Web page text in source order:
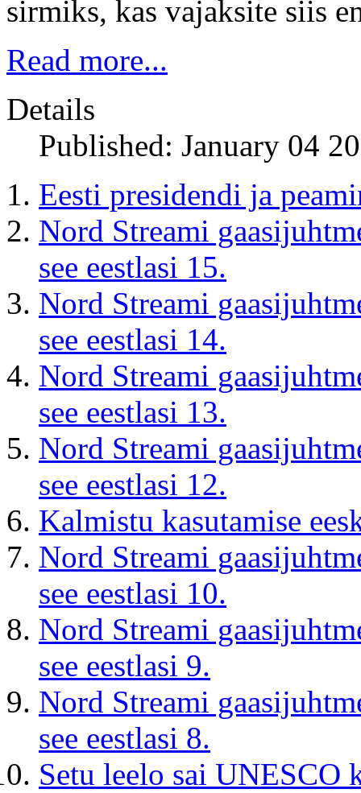
sirmiks, kas vajaksite siis
Read more...
Details
Published: January 04
Eesti presidendi ja
Nord Streami
see eestlasi 15.
Nord Streami
see eestlasi 14.
Nord Streami
see eestlasi 13.
Nord Streami
see eestlasi 12.
Kalmistu kasutamise
Nord Streami
see eestlasi 10.
Nord Streami
see eestlasi 9.
Nord Streami
see eestlasi 8.
Setu leelo sai UNESCO